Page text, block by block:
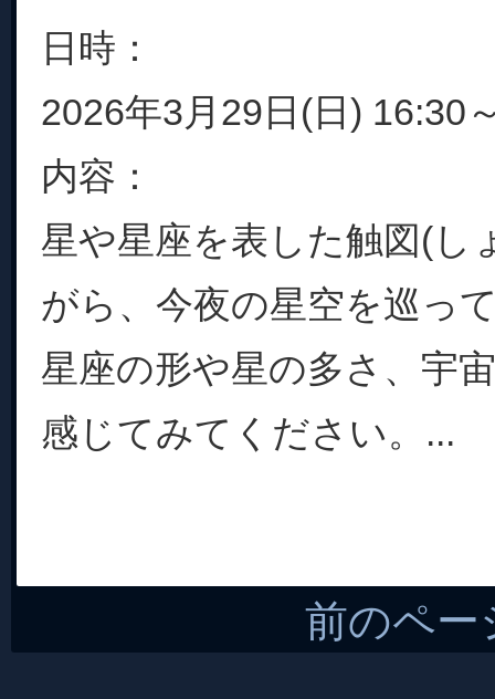
日時：
2026年3月29日(日) 16:30
内容：
星や星座を表した触図(し
がら、今夜の星空を巡っ
星座の形や星の多さ、宇
感じてみてください。...
前のペー